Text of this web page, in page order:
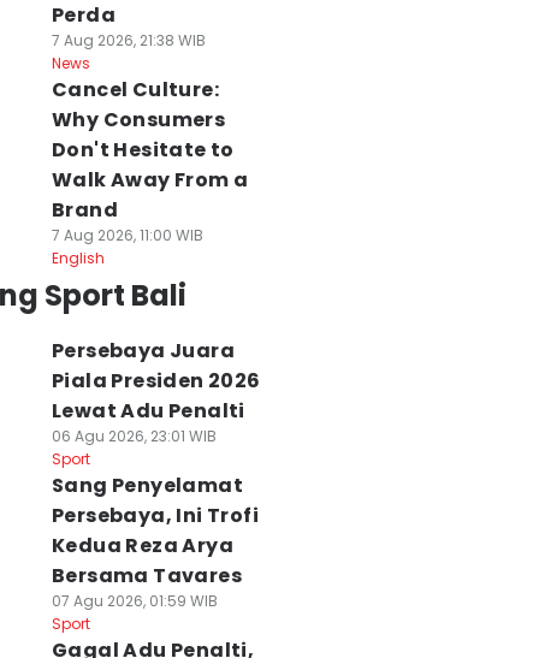
Perda
7 Aug 2026, 21:38 WIB
News
Cancel Culture:
Why Consumers
Don't Hesitate to
Walk Away From a
Brand
7 Aug 2026, 11:00 WIB
English
Sport Bali
Persebaya Juara
Piala Presiden 2026
Lewat Adu Penalti
06 Agu 2026, 23:01 WIB
Sport
Sang Penyelamat
Persebaya, Ini Trofi
Kedua Reza Arya
Bersama Tavares
07 Agu 2026, 01:59 WIB
Sport
Gagal Adu Penalti,